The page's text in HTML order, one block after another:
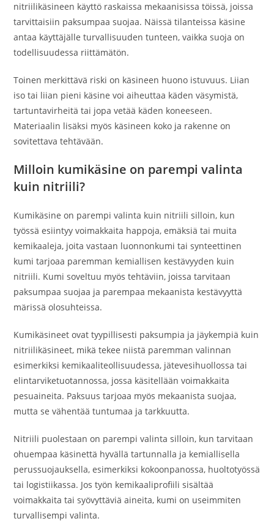
nitriilikäsineen käyttö raskaissa mekaanisissa töissä, joissa
tarvittaisiin paksumpaa suojaa. Näissä tilanteissa käsine
antaa käyttäjälle turvallisuuden tunteen, vaikka suoja on
todellisuudessa riittämätön.
Toinen merkittävä riski on käsineen huono istuvuus. Liian
iso tai liian pieni käsine voi aiheuttaa käden väsymistä,
tartuntavirheitä tai jopa vetää käden koneeseen.
Materiaalin lisäksi myös käsineen koko ja rakenne on
sovitettava tehtävään.
Milloin kumikäsine on parempi valinta
kuin nitriili?
Kumikäsine on parempi valinta kuin nitriili silloin, kun
työssä esiintyy voimakkaita happoja, emäksiä tai muita
kemikaaleja, joita vastaan luonnonkumi tai synteettinen
kumi tarjoaa paremman kemiallisen kestävyyden kuin
nitriili. Kumi soveltuu myös tehtäviin, joissa tarvitaan
paksumpaa suojaa ja parempaa mekaanista kestävyyttä
märissä olosuhteissa.
Kumikäsineet ovat tyypillisesti paksumpia ja jäykempiä kuin
nitriilikäsineet, mikä tekee niistä paremman valinnan
esimerkiksi kemikaaliteollisuudessa, jätevesihuollossa tai
elintarviketuotannossa, jossa käsitellään voimakkaita
pesuaineita. Paksuus tarjoaa myös mekaanista suojaa,
mutta se vähentää tuntumaa ja tarkkuutta.
Nitriili puolestaan on parempi valinta silloin, kun tarvitaan
ohuempaa käsinettä hyvällä tartunnalla ja kemiallisella
perussuojauksella, esimerkiksi kokoonpanossa, huoltotyössä
tai logistiikassa. Jos työn kemikaaliprofiili sisältää
voimakkaita tai syövyttäviä aineita, kumi on useimmiten
turvallisempi valinta.